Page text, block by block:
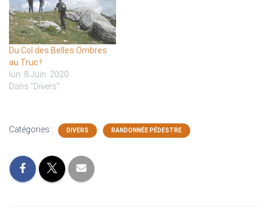
Du Col des Belles Ombres
au Truc !
lun. 8 Juin. 2020
Dans "Divers"
Catégories : DIVERS RANDONNÉE PÉDESTRE